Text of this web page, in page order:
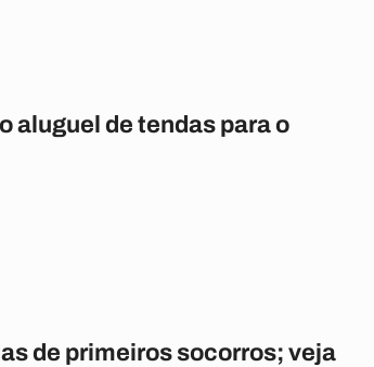
aluguel de tendas para o
de primeiros socorros; veja